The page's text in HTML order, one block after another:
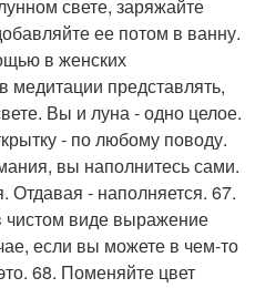
свете, заряжайте
ее потом в ванну.
в женских
медитации представлять,
Вы и луна - одно целое.
- по любому поводу.
вы наполнитесь сами.
- наполняется. 67.
чистом виде выражение
если вы можете в чем-то
68. Поменяйте цвет